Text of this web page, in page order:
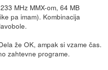
MHz MMX-om, 64 MB
pa imam). Kombinacija
že OK, ampak si vzame čas.
zahtevne programe.